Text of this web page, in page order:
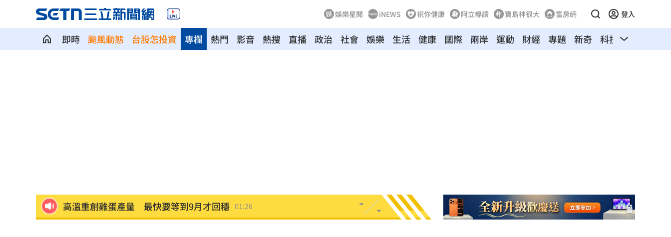
娛樂星聞 iNEWS 祝你健康 阿立導讀 寶島神很大 富房網 登入
即時 颱風動態 台股怎投資 熱門 影音 熱搜 直播 政治 社會 娛樂 生活 健康 國際 兩岸 運動 財經 專題 新奇 科技 旅遊
專欄
高溫重創雞蛋產量 最快要等到9月才回穩 01:26